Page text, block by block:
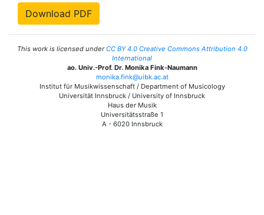
Download PDF
This work is licensed underCC BY 4.0 Creative Commons Attribution 4.0
International
ao. Univ.-Prof. Dr. Monika Fink-Naumann
monika.fink@uibk.ac.at
Institut für Musikwissenschaft / Department of Musicology
Universität Innsbruck / University of Innsbruck
Haus der Musik
Universitätsstraße 1
A - 6020 Innsbruck